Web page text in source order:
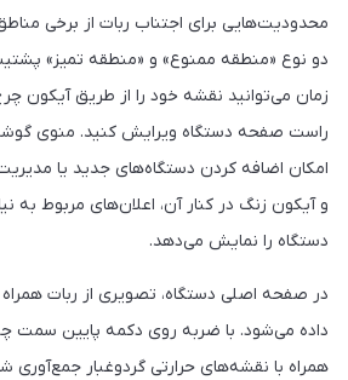
محدودیت‌هایی برای اجتناب ربات از برخی
دو نوع «منطقه ممنوع» و «منطقه تمیز»
زمان می‌توانید نقشه خود را از طریق آیکون
راست صفحه دستگاه ویرایش کنید. منوی
امکان اضافه کردن دستگاه‌های جدید یا
و آیکون زنگ در کنار آن، اعلان‌های مربوط به
دستگاه را نمایش می‌دهد.
در صفحه اصلی دستگاه، تصویری از ربات
داده می‌شود. با ضربه روی دکمه پایین سمت
همراه با نقشه‌های حرارتی گردوغبار